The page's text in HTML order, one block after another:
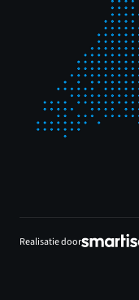
Realisatie door